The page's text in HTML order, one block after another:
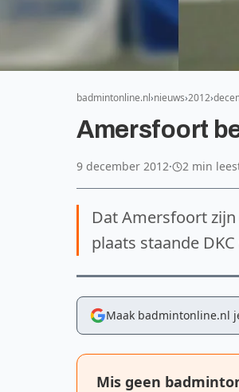
badmintonline.nl nieuws 2012
Amersfoort
9 december 2012· 2 min
Dat Amersfoort
plaats staande
Maak badmintonline.nl
Mis geen